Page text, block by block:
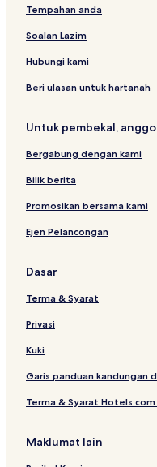
Tempahan anda
Soalan Lazim
Hubungi kami
Beri ulasan untuk hartanah
Untuk pembekal,
Bergabung dengan kami
Bilik berita
Promosikan bersama kami
Ejen Pelancongan
Dasar
Terma & Syarat
Privasi
Kuki
Garis panduan kandungan
Terma & Syarat Hotels.com
Maklumat lain